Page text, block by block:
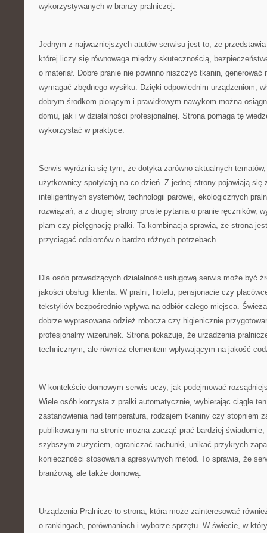
wykorzystywanych w branży pralniczej.
Jednym z najważniejszych atutów serwisu jest to, że
której liczy się równowaga między skutecznością,
o materiał. Dobre pranie nie powinno niszczyć tkanin, generować
wymagać zbędnego wysiłku. Dzięki odpowiednim urządzeniom,
dobrym środkom piorącym i prawidłowym nawykom można
domu, jak i w działalności profesjonalnej. Strona pomaga tę
wykorzystać w praktyce.
Serwis wyróżnia się tym, że dotyka zarówno aktualnych
użytkownicy spotykają na co dzień. Z jednej strony pojawiają się
inteligentnych systemów, technologii parowej, ekologicznych
rozwiązań, a z drugiej strony proste pytania o pranie ręczników,
plam czy pielęgnację pralki. Ta kombinacja sprawia, że strona
przyciągać odbiorców o bardzo różnych potrzebach.
Dla osób prowadzących działalność usługową serwis może być
jakości obsługi klienta. W pralni, hotelu, pensjonacie czy
tekstyliów bezpośrednio wpływa na odbiór całego miejsca.
dobrze wyprasowana odzież robocza czy higienicznie
profesjonalny wizerunek. Strona pokazuje, że urządzenia
technicznym, ale również elementem wpływającym na jakość
W kontekście domowym serwis uczy, jak podejmować
Wiele osób korzysta z pralki automatycznie, wybierając ciągle
zastanowienia nad temperaturą, rodzajem tkaniny czy stopniem
publikowanym na stronie można zacząć prać bardziej
szybszym zużyciem, ograniczać rachunki, unikać przykrych
konieczności stosowania agresywnych metod. To sprawia, że
branżową, ale także domową.
Urządzenia Pralnicze to strona, która może zainteresować
o rankingach, porównaniach i wyborze sprzętu. W świecie, w